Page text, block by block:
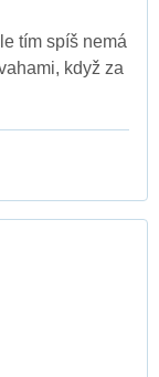
tím spíš nemá
když za